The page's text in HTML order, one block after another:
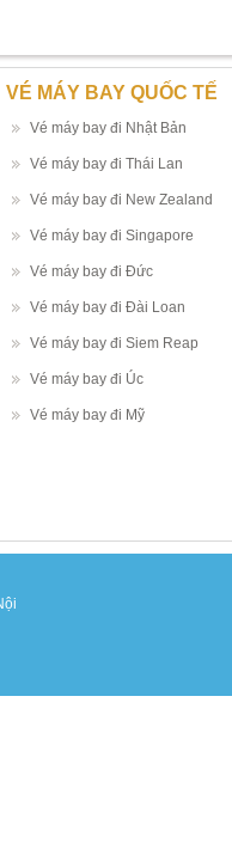
VÉ MÁY BAY QUỐC TẾ
Vé máy bay đi Nhật Bản
Vé máy bay đi Thái Lan
Vé máy bay đi New Zealand
Vé máy bay đi Singapore
Vé máy bay đi Đức
Vé máy bay đi Đài Loan
Vé máy bay đi Siem Reap
Vé máy bay đi Úc
Vé máy bay đi Mỹ